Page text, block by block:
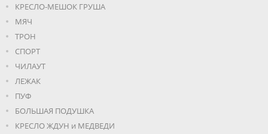
КРЕСЛО-МЕШОК ГРУША
МЯЧ
ТРОН
СПОРТ
ЧИЛАУТ
ЛЕЖАК
ПУФ
БОЛЬШАЯ ПОДУШКА
КРЕСЛО ЖДУН и МЕДВЕДИ